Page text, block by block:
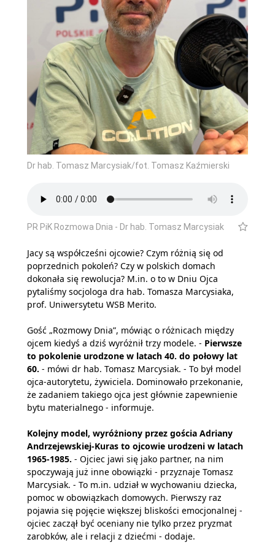
Dr hab. Tomasz Marcysiak/fot. Tomasz Kaźmierski
PR PiK Rozmowa Dnia - Dr hab. Tomasz Marcysiak
Jacy są współcześni ojcowie? Czym różnią się od
poprzednich pokoleń? Czy w polskich domach
dokonała się rewolucja? M.in. o to w Dniu Ojca
pytaliśmy socjologa dra hab. Tomasza Marcysiaka,
prof. Uniwersytetu WSB Merito.
Gość „Rozmowy Dnia”, mówiąc o różnicach między
ojcem kiedyś a dziś wyróżnił trzy modele. - Pierwsze
to pokolenie urodzone w latach 40. do połowy lat
60. - mówi dr hab. Tomasz Marcysiak. - To był model
ojca-autorytetu, żywiciela. Dominowało przekonanie,
że zadaniem takiego ojca jest głównie zapewnienie
bytu materialnego - informuje.
Kolejny model, wyróżniony przez gościa Adriany
Andrzejewskiej-Kuras to ojcowie urodzeni w latach
1965-1985. - Ojciec jawi się jako partner, na nim
spoczywają już inne obowiązki - przyznaje Tomasz
Marcysiak. - To m.in. udział w wychowaniu dziecka,
pomoc w obowiązkach domowych. Pierwszy raz
pojawia się pojęcie większej bliskości emocjonalnej -
ojciec zaczął być oceniany nie tylko przez pryzmat
zarobków, ale i relacji z dziećmi - dodaje.